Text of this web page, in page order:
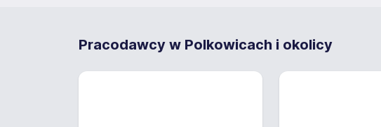
Pracodawcy w Polkowicach i okolicy